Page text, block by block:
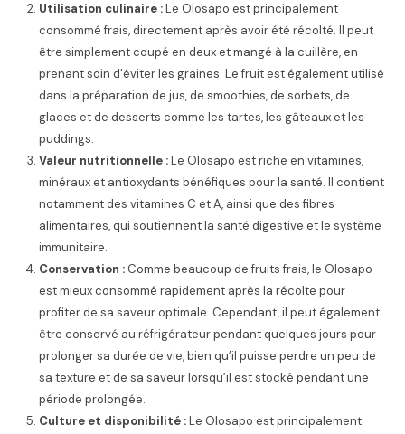
Utilisation culinaire :Le Olosapo est principalement
consommé frais, directement après avoir été récolté. Il peut
être simplement coupé en deux et mangé à la cuillère, en
prenant soin d’éviter les graines. Le fruit est également utilisé
dans la préparation de jus, de smoothies, de sorbets, de
glaces et de desserts comme les tartes, les gâteaux et les
puddings.
Valeur nutritionnelle :Le Olosapo est riche en vitamines,
minéraux et antioxydants bénéfiques pour la santé. Il contient
notamment des vitamines C et A, ainsi que des fibres
alimentaires, qui soutiennent la santé digestive et le système
immunitaire.
Conservation : Comme beaucoup de fruits frais, le Olosapo
est mieux consommé rapidement après la récolte pour
profiter de sa saveur optimale. Cependant, il peut également
être conservé au réfrigérateur pendant quelques jours pour
prolonger sa durée de vie, bien qu’il puisse perdre un peu de
sa texture et de sa saveur lorsqu’il est stocké pendant une
période prolongée.
Culture et disponibilité :Le Olosapo est principalement